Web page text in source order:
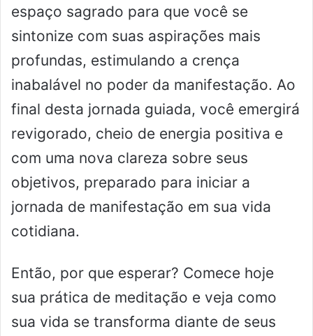
espaço sagrado para que você se
sintonize com suas aspirações mais
profundas, estimulando a crença
inabalável no poder da manifestação. Ao
final desta jornada guiada, você emergirá
revigorado, cheio de energia positiva e
com uma nova clareza sobre seus
objetivos, preparado para iniciar a
jornada de manifestação em sua vida
cotidiana.
Então, por que esperar? Comece hoje
sua prática de meditação e veja como
sua vida se transforma diante de seus